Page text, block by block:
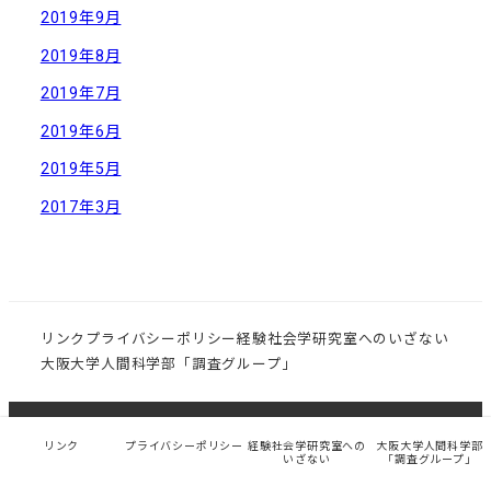
2019年9月
2019年8月
2019年7月
2019年6月
2019年5月
2017年3月
リンク プライバシーポリシー経験社会学研究室へのいざない
大阪大学人間科学部「調査グループ」
社会学研究室
リンク プライバシーポリシー 経験社会学研究室への
いざない
大阪大学人間科学部
「調査グループ」